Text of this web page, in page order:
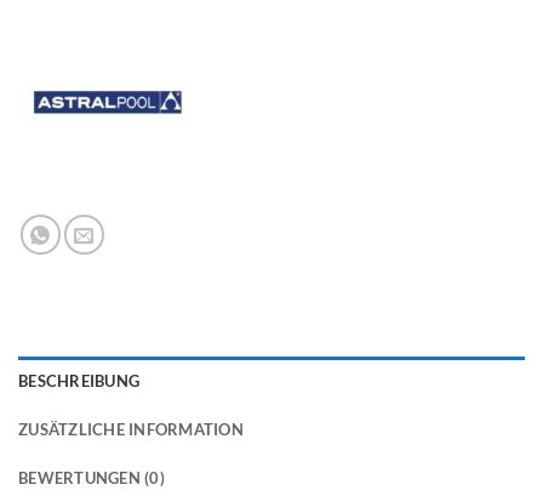
BESCHREIBUNG
ZUSÄTZLICHE INFORMATION
BEWERTUNGEN (0)